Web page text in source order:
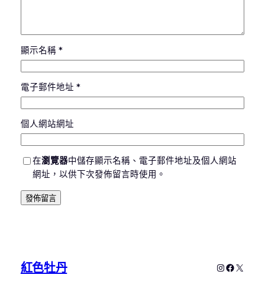
顯示名稱 *
電子郵件地址 *
個人網站網址
在瀏覽器中儲存顯示名稱、電子郵件地址及個人網站
網址，以供下次發佈留言時使用。
紅色牡丹 Instagram
X